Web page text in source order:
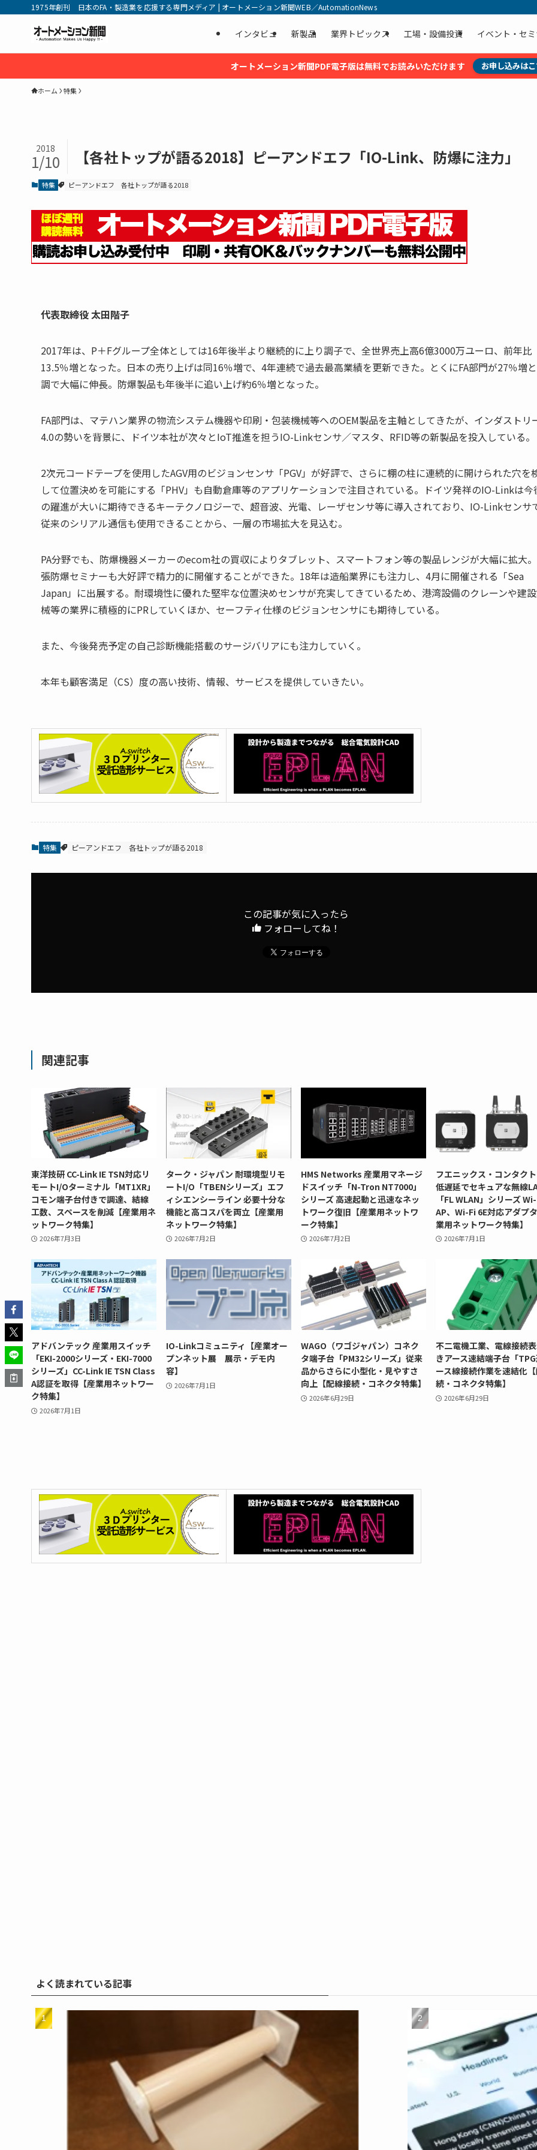
1975年創刊 日本のFA・製造業を応援する専門メディア | オートメーション新聞WEB／AutomationNews
インタビュ 新製品 業界トピックス 工場・設備投資 イベント・セ
オートメーション新聞PDF電子版は無料でお読みいただけます お申し込みは
ホーム 特集
【各社トップが語る2018】ピーアンドエフ「IO-Link、防爆に注力」
2018
1/10
特集 ピーアンドエフ 各社トップが語る2018
代表取締役 太田階子
2017年は、P＋Fグループ全体としては16年後半より継続的に上り調子で、全世界売上高6億3000万ユーロ、前年比
13.5％増となった。日本の売り上げは同16％増で、4年連続で過去最高業績を更新できた。とくにFA部門が27％増
調で大幅に伸長。防爆製品も年後半に追い上げ約6％増となった。
FA部門は、マテハン業界の物流システム機器や印刷・包装機械等へのOEM製品を主軸としてきたが、インダストリ
4.0の勢いを背景に、ドイツ本社が次々とIoT推進を担うIO-Linkセンサ／マスタ、RFID等の新製品を投入している。
2次元コードテープを使用したAGV用のビジョンセンサ「PGV」が好評で、さらに棚の柱に連続的に開けられた穴を
して位置決めを可能にする「PHV」も自動倉庫等のアプリケーションで注目されている。ドイツ発祥のIO-Linkは今
の躍進が大いに期待できるキーテクノロジーで、超音波、光電、レーザセンサ等に導入されており、IO-Linkセンサ
従来のシリアル通信も使用できることから、一層の市場拡大を見込む。
PA分野でも、防爆機器メーカーのecom社の買収によりタブレット、スマートフォン等の製品レンジが大幅に拡大
張防爆セミナーも大好評で精力的に開催することができた。18年は造船業界にも注力し、4月に開催される「Sea
Japan」に出展する。耐環境性に優れた堅牢な位置決めセンサが充実してきているため、港湾設備のクレーンや建
械等の業界に積極的にPRしていくほか、セーフティ仕様のビジョンセンサにも期待している。
また、今後発売予定の自己診断機能搭載のサージバリアにも注力していく。
本年も顧客満足（CS）度の高い技術、情報、サービスを提供していきたい。
特集 ピーアンドエフ 各社トップが語る2018
この記事が気に入ったら
フォローしてね！
関連記事
東洋技研 CC-Link IE TSN対応リ
モートI/Oターミナル「MT1XR」
コモン端子台付きで調達、結線
工数、スペースを削減【産業用ネ
ットワーク特集】
2026年7月3日
ターク・ジャパン 耐環境型リモ
ートI/O「TBENシリーズ」エフ
ィシエンシーライン 必要十分な
機能と高コスパを両立【産業用
ネットワーク特集】
2026年7月2日
HMS Networks 産業用マネージ
ドスイッチ「N-Tron NT7000」
シリーズ 高速起動と迅速なネッ
トワーク復旧【産業用ネットワ
ーク特集】
2026年7月2日
フエニックス・コンタク
低遅延でセキュアな無線
「FL WLAN」シリーズ
AP、Wi-Fi 6E対応アダプ
業用ネットワーク特集】
2026年7月1日
アドバンテック 産業用スイッチ
「EKI-2000シリーズ・EKI-7000
シリーズ」CC-Link IE TSN Class
A認証を取得【産業用ネットワー
ク特集】
2026年7月1日
IO-Linkコミュニティ【産業オー
プンネット展 展示・デモ内
容】
2026年7月1日
WAGO（ワゴジャパン）コネク
タ端子台「PM32シリーズ」従来
品からさらに小型化・見やすさ
向上【配線接続・コネクタ特集】
2026年6月29日
不二電機工業、電線接続
きアース速結端子台「
ース線接続作業を速結化
続・コネクタ特集】
2026年6月29日
よく読まれている記事